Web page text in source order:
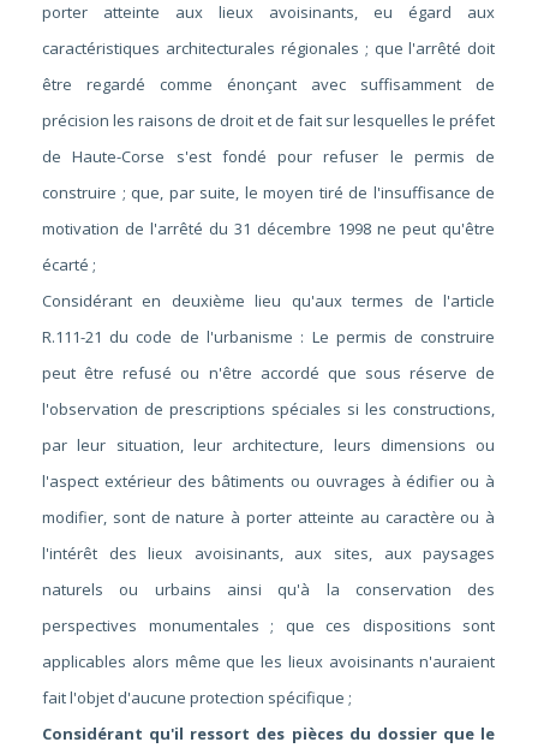
porter atteinte aux lieux avoisinants, eu égard aux
caractéristiques architecturales régionales ; que l'arrêté doit
être regardé comme énonçant avec suffisamment de
précision les raisons de droit et de fait sur lesquelles le préfet
de Haute-Corse s'est fondé pour refuser le permis de
construire ; que, par suite, le moyen tiré de l'insuffisance de
motivation de l'arrêté du 31 décembre 1998 ne peut qu'être
écarté ;
Considérant en deuxième lieu qu'aux termes de l'article
R.111-21 du code de l'urbanisme : Le permis de construire
peut être refusé ou n'être accordé que sous réserve de
l'observation de prescriptions spéciales si les constructions,
par leur situation, leur architecture, leurs dimensions ou
l'aspect extérieur des bâtiments ou ouvrages à édifier ou à
modifier, sont de nature à porter atteinte au caractère ou à
l'intérêt des lieux avoisinants, aux sites, aux paysages
naturels ou urbains ainsi qu'à la conservation des
perspectives monumentales ; que ces dispositions sont
applicables alors même que les lieux avoisinants n'auraient
fait l'objet d'aucune protection spécifique ;
Considérant qu'il ressort des pièces du dossier que le